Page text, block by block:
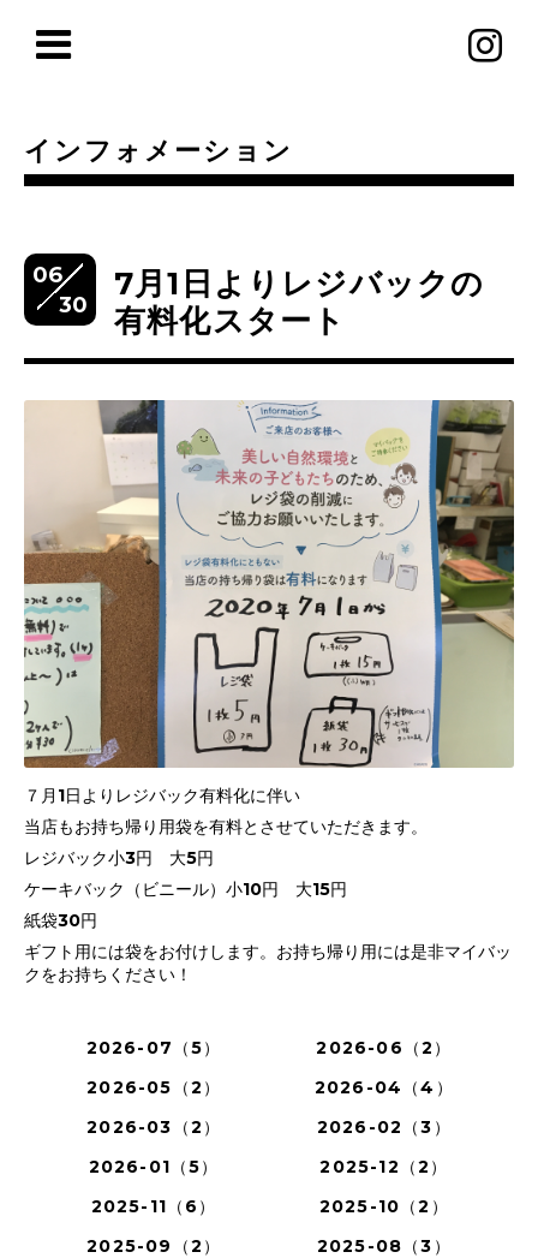
インフォメーション
06
30
7月1日よりレジバックの
有料化スタート
７月1日よりレジバック有料化に伴い
当店もお持ち帰り用袋を有料とさせていただきます。
レジバック小3円 大5円
ケーキバック（ビニール）小10円 大15円
紙袋30円
ギフト用には袋をお付けします。お持ち帰り用には是非マイバッ
クをお持ちください！
2026-07（5）
2026-06（2）
2026-05（2）
2026-04（4）
2026-03（2）
2026-02（3）
2026-01（5）
2025-12（2）
2025-11（6）
2025-10（2）
2025-09（2）
2025-08（3）